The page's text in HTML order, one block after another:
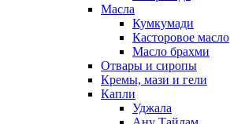
Масла
Кумкумади
Касторовое масло
Масло брахми
Отвары и сиропы
Кремы, мази и гели
Капли
Уджала